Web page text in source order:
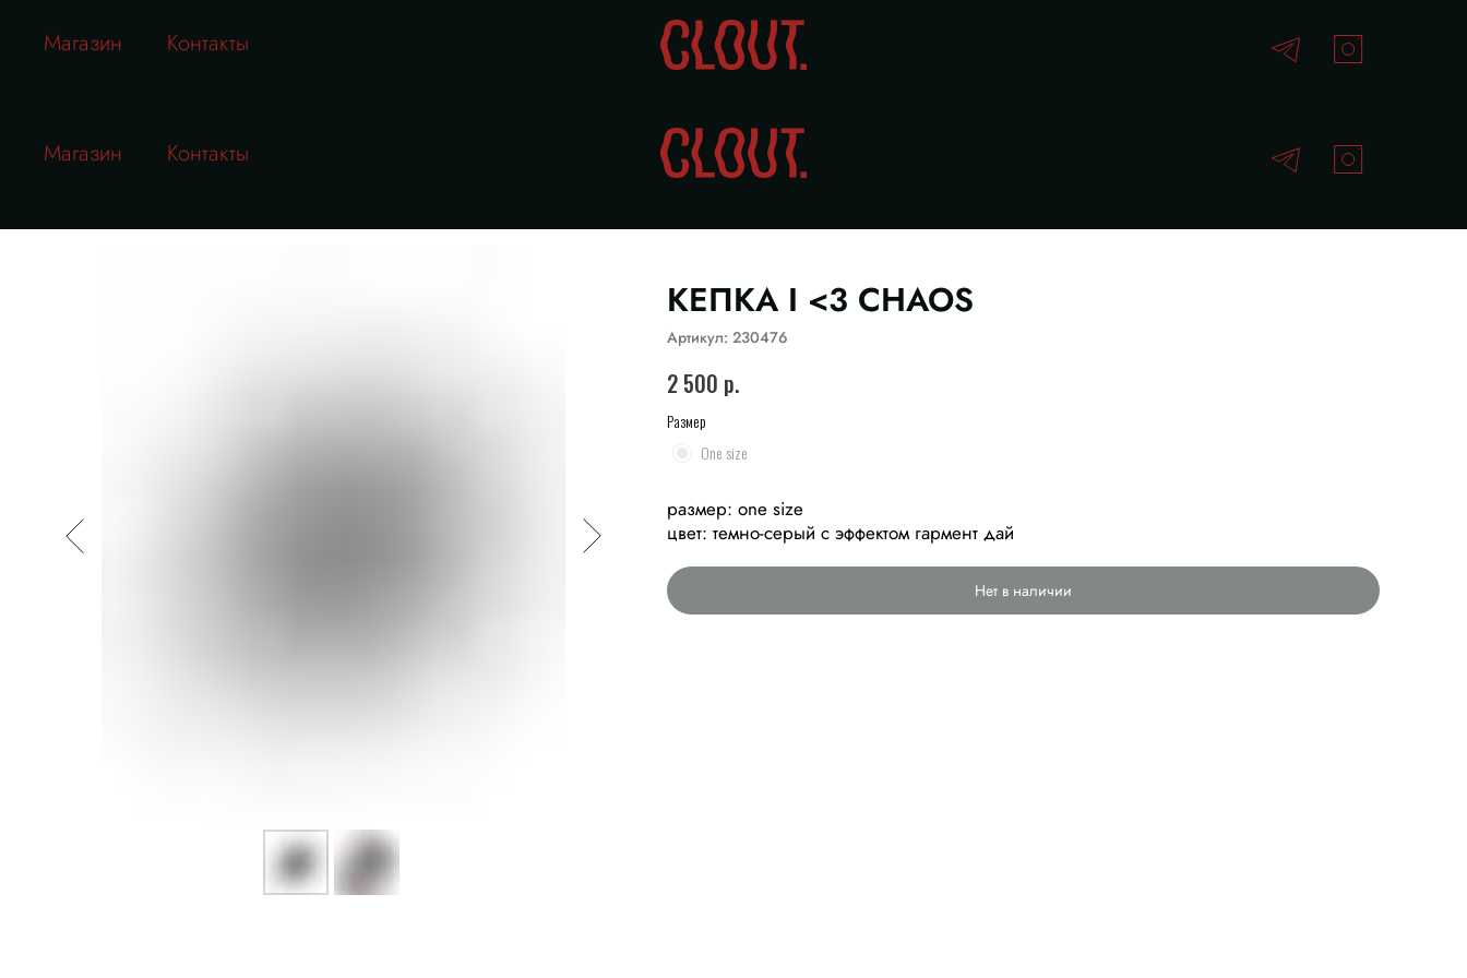
Магазин Контакты
Магазин Контакты
КЕПКА I <3 CHAOS
Артикул: 230476
2 500 р.
Размер
One size
размер: one size
цвет: темно-серый с эффектом гармент дай
Нет в наличии